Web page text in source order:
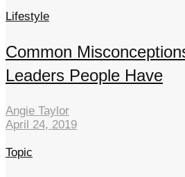
Lifestyle
Common
Leaders People Have
Angie Taylor
April 24, 2019
Topic